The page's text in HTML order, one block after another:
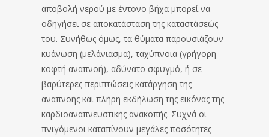
αποβολή νερού με έντονο βήχα μπορεί να
οδηγήσει σε αποκατάσταση της καταστάσεώς
του. Συνήθως όμως, τα θύματα παρουσιάζουν
κυάνωση (μελάνιασμα), ταχύπνοια (γρήγορη
κοφτή αναπνοή), αδύνατο σφυγμό, ή σε
βαρύτερες περιπτώσεις κατάργηση της
αναπνοής και πλήρη εκδήλωση της εικόνας της
καρδιοαναπνευστικής ανακοπής. Συχνά οι
πνιγόμενοι καταπίνουν μεγάλες ποσότητες